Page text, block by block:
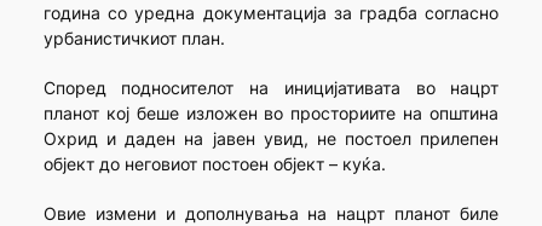
година со уредна документација за градба согласно
урбанистичкиот план.
Според подносителот на иницијативата во нацрт
планот кој беше изложен во просториите на општина
Охрид и даден на јавен увид, не постоел прилепен
објект до неговиот постоен објект – куќа.
Овие измени и дополнувања на нацрт планот биле